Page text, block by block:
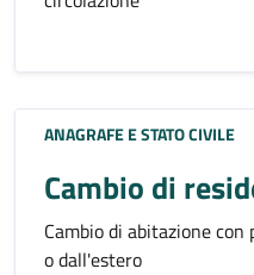
ANAGRAFE E STATO CIVILE
Cambio di
Cambio di abitazione
o dall'estero